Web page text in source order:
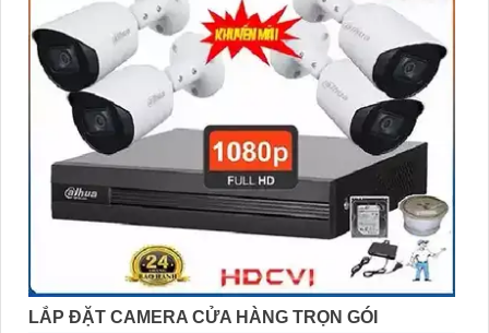
LẮP ĐẶT CAMERA CỬA HÀNG TRỌN GÓI